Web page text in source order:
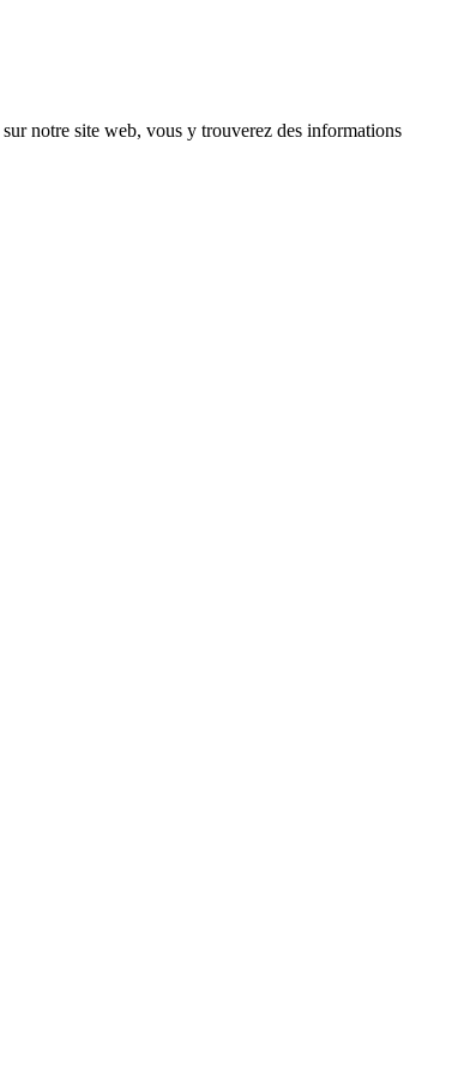
sur notre site web, vous y trouverez des informations